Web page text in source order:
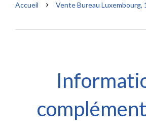
Accueil Vente Bureau Luxembourg,